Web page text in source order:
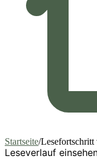
Startseite/Lesefortschritt
Leseverlauf